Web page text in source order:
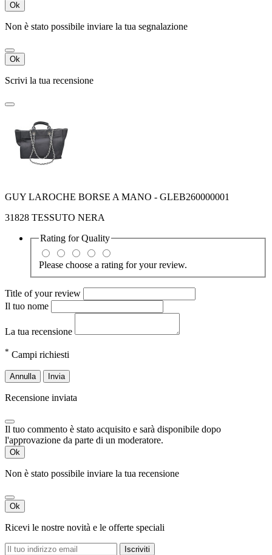
Ok
Non è stato possibile inviare la tua segnalazione
Ok
Scrivi la tua recensione
GUY LAROCHE BORSE A MANO - GLEB260000001
31828 TESSUTO NERA
Rating forQuality
Please choose a rating for your review.
Title of your review
Il tuo nome
La tua recensione
* Campi richiesti
Annulla Invia
Recensione inviata
Il tuo commento è stato acquisito e sarà disponibile dopo
l'approvazione da parte di un moderatore.
Ok
Non è stato possibile inviare la tua recensione
Ok
Ricevi le nostre novità e le offerte speciali